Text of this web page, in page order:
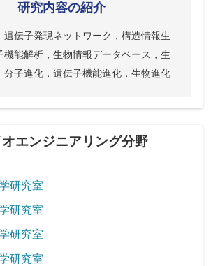
研究内容の紹介
遺伝子発現ネットワーク，構造情報生
機能解析，生物情報データベース，生
分子進化，遺伝子機能進化，生物進化
エンジニアリング分野
研究室
研究室
研究室
研究室